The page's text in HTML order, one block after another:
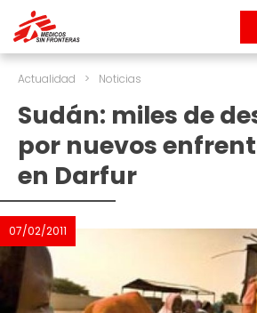
Actualidad > Noticias
Sudán: miles de
por nuevos
en Darfur
07/02/2011